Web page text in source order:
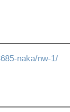
naka/nw-1/